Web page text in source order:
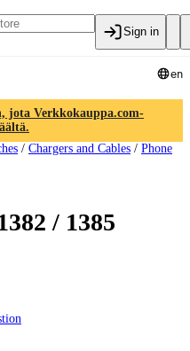
Sign in
en
jota Verkkokauppa.com-
/ Chargers and Cables / Phone
/ 1385